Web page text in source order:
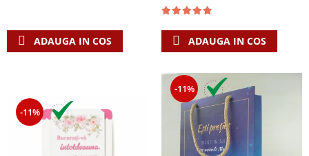
ADAUGA IN COS ADAUGA IN COS
-11%
-11%